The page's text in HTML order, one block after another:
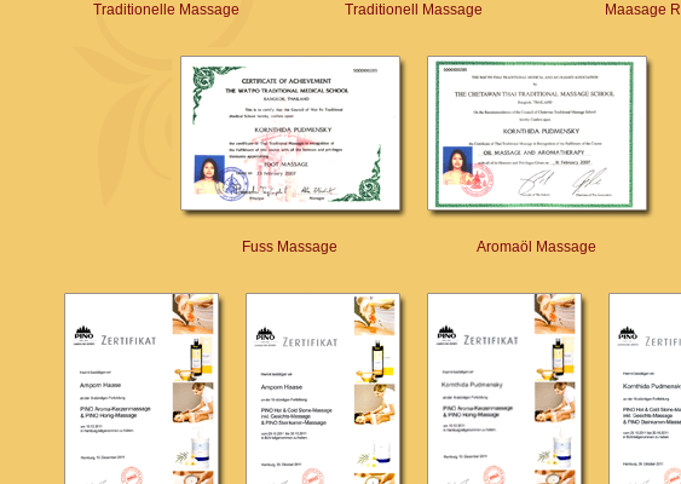
Traditionelle Massage Traditionell Massage Maasage
Fuss Massage Aromaöl Massage